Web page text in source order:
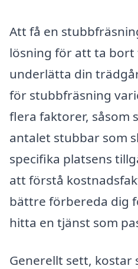
Att få en
lösning för att ta
underlätta din
för stubbfräsning
flera faktorer, såsom
antalet stubbar som
specifika platsens
att förstå
bättre förbereda dig
hitta en tjänst som
Generellt sett, kostar